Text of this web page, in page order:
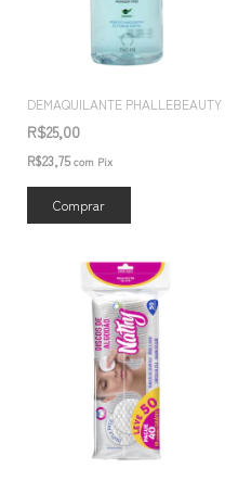
DEMAQUILANTE PHALLEBEAUTY
R$25,00
R$23,75com Pix
Comprar